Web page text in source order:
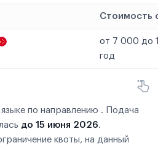
Стоимость
от 7 000 до
год
языке по направлению . Подача
до 15 июня 2026.
квоты, на данный